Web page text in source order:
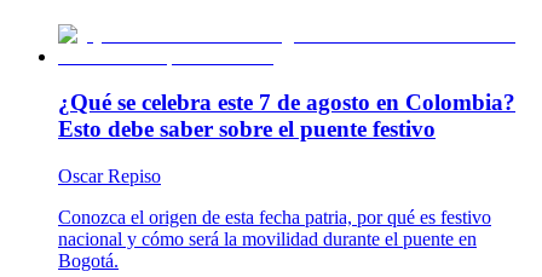
¿Qué se celebra este 7 de agosto en Colombia?
Esto debe saber sobre el puente festivo
Oscar Repiso
Conozca el origen de esta fecha patria, por qué es festivo
nacional y cómo será la movilidad durante el puente en
Bogotá.